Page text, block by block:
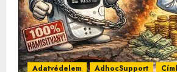
Adatvédelem AdhocSupport